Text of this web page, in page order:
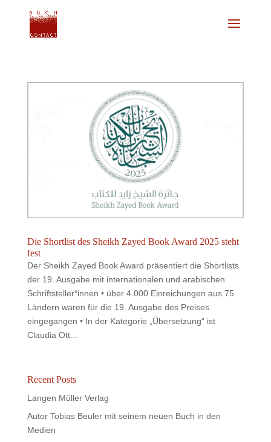
Die Shortlist des Sheikh Zayed Book Award 2025 steht
fest
Der Sheikh Zayed Book Award präsentiert die Shortlists
der 19. Ausgabe mit internationalen und arabischen
Schriftsteller*innen • über 4.000 Einreichungen aus 75
Ländern waren für die 19. Ausgabe des Preises
eingegangen • In der Kategorie „Übersetzung“ ist
Claudia Ott...
Recent Posts
Langen Müller Verlag
Autor Tobias Beuler mit seinem neuen Buch in den
Medien